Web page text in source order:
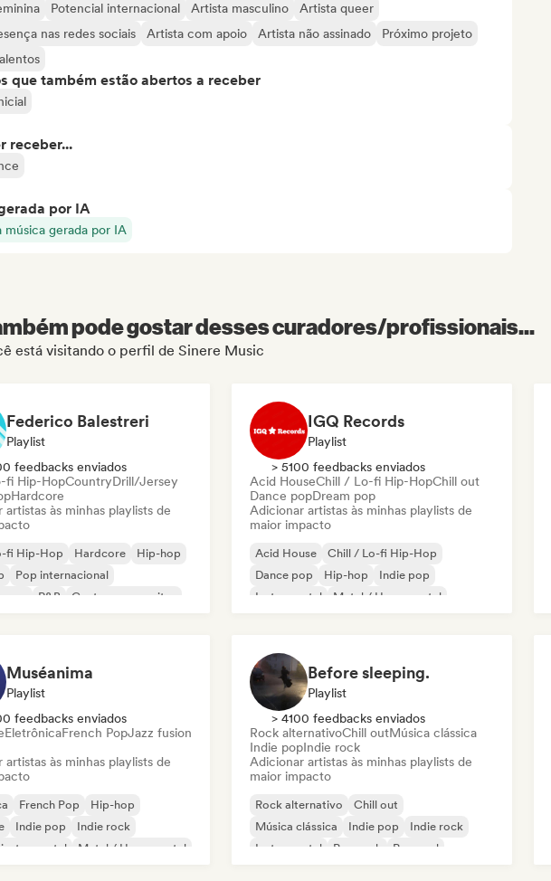
Potencial internacional Artista masculino
Artista queer
nas redes sociais
Artista com apoio Artista não assinado
Próximo projeto
que também estão abertos a receber
receber...
por IA
música gerada por IA
pode gostar desses curadores/profissionais...
está visitando o perfil de Sinere Music
Federico Balestreri
Playlist
feedbacks enviados
fi Hip-HopCountryDrill/Jersey
Hardcore
artistas às minhas playlists de
fi Hip-Hop Hardcore
Hip-hop
Pop internacional
R&B Cantor-compositor
IGQ Records
Playlist
> 5100 feedbacks enviados
Acid HouseChill / Lo-fi Hip-HopChill out
Dance popDream pop
Adicionar artistas às minhas playlists de
maior impacto
Acid House
Chill / Lo-fi Hip-Hop
Dance pop
Hip-hop
Indie pop
Instrumental
Metal / Heavy metal
Muséanima
Playlist
feedbacks enviados
EletrônicaFrench PopJazz fusion
artistas às minhas playlists de
French Pop
Hip-hop
Indie pop
Indie rock
Metal / Heavy metal
Before sleeping.
Playlist
> 4100 feedbacks enviados
Rock alternativoChill outMúsica clássica
Indie popIndie rock
Adicionar artistas às minhas playlists de
maior impacto
Rock alternativo
Chill out
Música clássica
Indie pop
Indie rock
Instrumental
Pop rock Pop soul